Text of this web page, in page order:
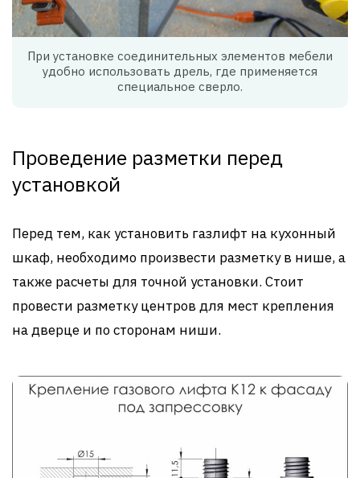
При установке соединительных элементов мебели
удобно использовать дрель, где применяется
специальное сверло.
Проведение разметки перед
установкой
Перед тем, как установить газлифт на кухонный
шкаф, необходимо произвести разметку в нише, а
также расчеты для точной установки. Стоит
провести разметку центров для мест крепления
на дверце и по сторонам ниши.